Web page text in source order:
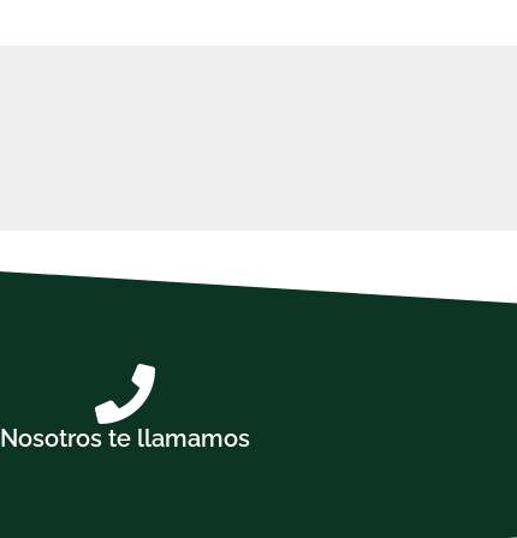
Nosotros te llamamos